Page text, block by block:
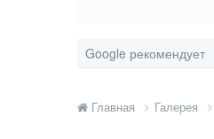
Google рекомендует
Главная Галерея